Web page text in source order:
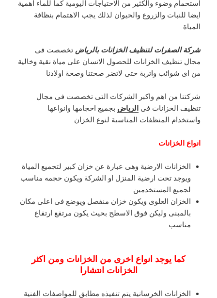
استحمام وضوء والكثير من الاحتياجات اليومية كما للماء اهمية
ايضا للنبات والزروع والحيوان لذلك يجب الاهتمام بنظافة
المياة
شركة الصفرات لتنظيف الخزانات بالرياض تخصصت فى
مجال تنظيف الخزانات للحصول الانسان على مياة نقية وخالية
من اى شوائب واتربة حتى لاتضر صحتنا وصحة اولادنا
شركتنا من اهم واكبر الشركات التى تخصصت فى مجال
تنظيف الخزانات فى الرياض بجميع احجامها وانواعها
واستخدام المنظفات المناسبة لنوع الخزان
انواع الخزانات
الخزانات الارضية وهى عبارة عن خزان كبير لتجميع المياة
ويوجد تحت ارضية المنزل او الشركة ويكون حجمه مناسب
لجميع المستخدمين
الخزان العلوى ويكون خزان منفصل ويوضع فى اعلى مكان
بالمبنى وليكن فوق الاسطح بحيث يكون مرتفع ارتفاع
مناسب
كما يوجد انواع اخرى من الخزانات ومن اكثر
الخزانات انتشارا
الخزانات الخرسانية يتم تنفيذه مطابق للمواصفات الفنية